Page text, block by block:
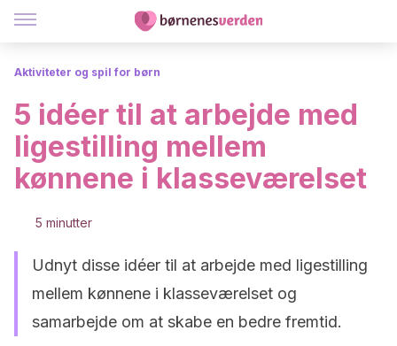
Aktiviteter og spil for børn
5 idéer til at arbejde med
ligestilling mellem
kønnene i klasseværelset
5 minutter
Udnyt disse idéer til at arbejde med ligestilling
mellem kønnene i klasseværelset og
samarbejde om at skabe en bedre fremtid.